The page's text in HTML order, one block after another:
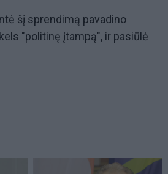
šį sprendimą pavadino
"politinę įtampą", ir pasiūlė